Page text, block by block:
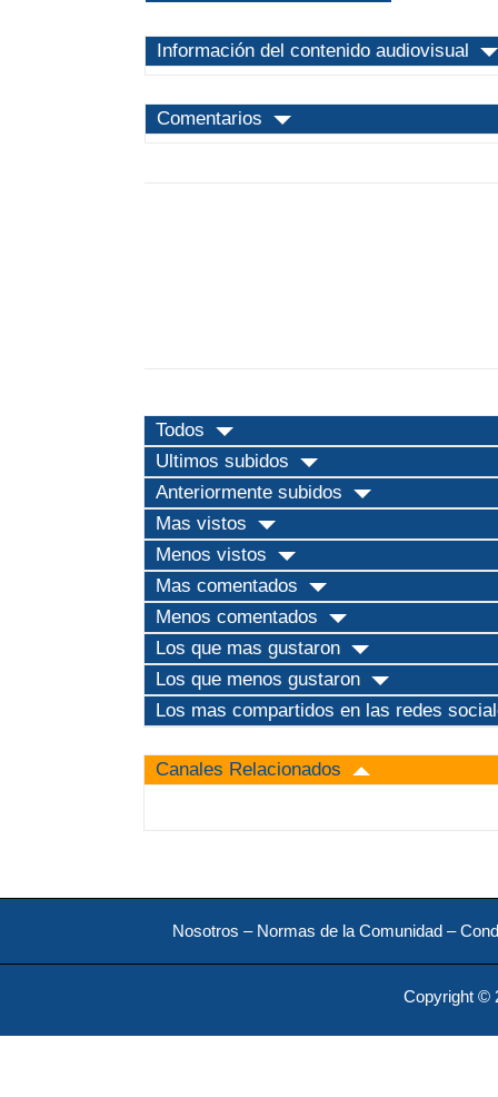
Información del contenido audiovisual
Comentarios
Todos
Ultimos subidos
Anteriormente subidos
Mas vistos
Menos vistos
Mas comentados
Menos comentados
Los que mas gustaron
Los que menos gustaron
Los mas compartidos en las redes
Canales Relacionados
Nosotros – Normas de la Comunidad –
Copyright ©